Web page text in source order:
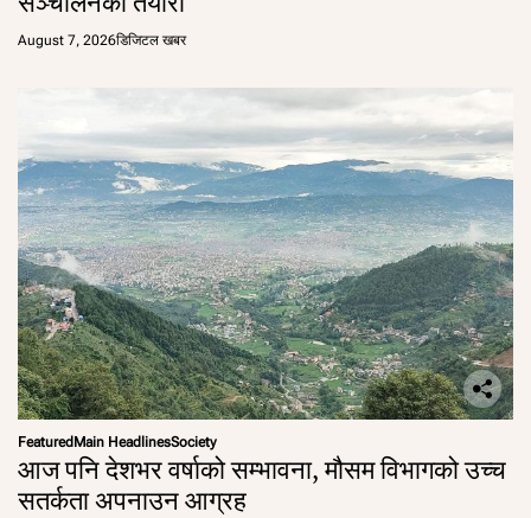
August 7, 2026डिजिटल खबर
FeaturedMain HeadlinesSociety
आज पनि देशभर वर्षाको सम्भावना, मौसम विभागको उच्च
सतर्कता अपनाउन आग्रह